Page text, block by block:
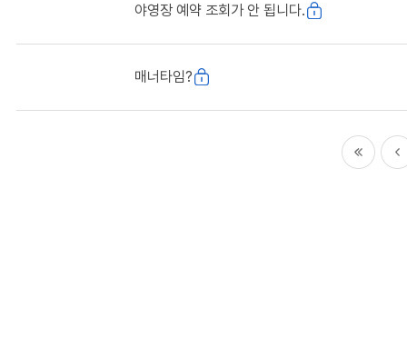
야영장 예약 조회가 안 됩니다.
매너타임?